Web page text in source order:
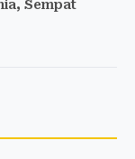
Sempat